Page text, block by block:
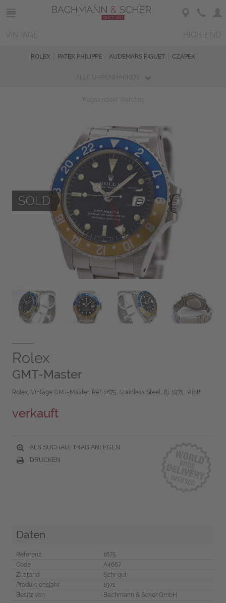
ROLEX PATEK PHILIPPE AUDEMARS PIGUET CZAPEK
Rolex
GMT-Master
Rolex, Vintage GMT-Master, Ref. 1675, Stainless Steel, Bj. 1971, Mint!
verkauft
ALS SUCHAUFTRAG ANLEGEN
DRUCKEN
Daten
Referenz
1675
Code
A4667
Zustand
Sehr gut
Produktionsjahr
1971
Besitz von
Bachmann & Scher GmbH